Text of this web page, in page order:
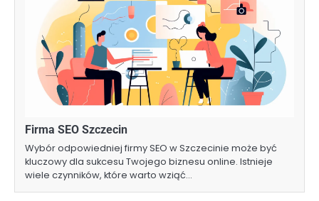
Firma SEO Szczecin
Wybór odpowiedniej firmy SEO w Szczecinie może być
kluczowy dla sukcesu Twojego biznesu online. Istnieje
wiele czynników, które warto wziąć…